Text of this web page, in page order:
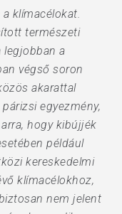
klímacélokat.
természeti
legjobban a
végső soron
akarattal
egyezmény,
hogy kibújjék
például
kereskedelmi
klímacélokhoz,
nem jelent